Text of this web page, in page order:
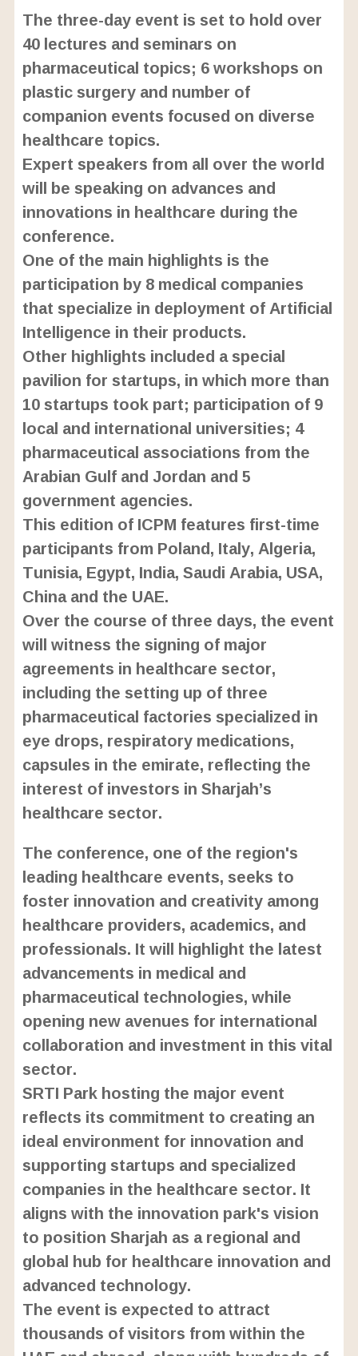
U
n
u
t
e
a
d
e
d
2
.
6
3
%
The three-day event is set to hold over
40 lectures and seminars on
pharmaceutical topics; 6 workshops on
plastic surgery and number of
companion events focused on diverse
healthcare topics.
Expert speakers from all over the world
will be speaking on advances and
innovations in healthcare during the
conference.
One of the main highlights is the
participation by 8 medical companies
that specialize in deployment of Artificial
Intelligence in their products.
Other highlights included a special
pavilion for startups, in which more than
10 startups took part; participation of 9
local and international universities; 4
pharmaceutical associations from the
Arabian Gulf and Jordan and 5
government agencies.
This edition of ICPM features first-time
participants from Poland, Italy, Algeria,
Tunisia, Egypt, India, Saudi Arabia, USA,
China and the UAE.
Over the course of three days, the event
will witness the signing of major
agreements in healthcare sector,
including the setting up of three
pharmaceutical factories specialized in
eye drops, respiratory medications,
capsules in the emirate, reflecting the
interest of investors in Sharjah’s
healthcare sector.
The conference, one of the region's
leading healthcare events, seeks to
foster innovation and creativity among
healthcare providers, academics, and
professionals. It will highlight the latest
advancements in medical and
pharmaceutical technologies, while
opening new avenues for international
collaboration and investment in this vital
sector.
SRTI Park hosting the major event
reflects its commitment to creating an
ideal environment for innovation and
supporting startups and specialized
companies in the healthcare sector. It
aligns with the innovation park's vision
to position Sharjah as a regional and
global hub for healthcare innovation and
advanced technology.
The event is expected to attract
thousands of visitors from within the